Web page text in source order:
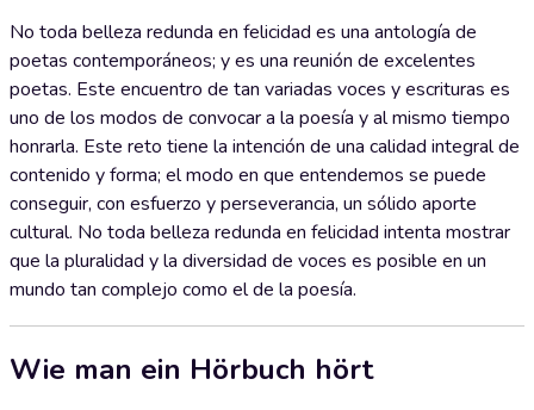
No toda belleza redunda en felicidad es una antología de
poetas contemporáneos; y es una reunión de excelentes
poetas. Este encuentro de tan variadas voces y escrituras es
uno de los modos de convocar a la poesía y al mismo tiempo
honrarla. Este reto tiene la intención de una calidad integral de
contenido y forma; el modo en que entendemos se puede
conseguir, con esfuerzo y perseverancia, un sólido aporte
cultural. No toda belleza redunda en felicidad intenta mostrar
que la pluralidad y la diversidad de voces es posible en un
mundo tan complejo como el de la poesía.
Wie man ein Hörbuch hört